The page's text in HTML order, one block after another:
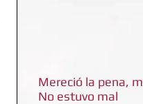
Mereció la pena,
No estuvo mal